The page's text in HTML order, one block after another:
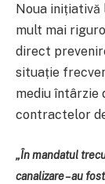
Noua inițiativă
mult mai
direct
situație
mediu întârzie
contractelor
„În mandatul
canalizare – au